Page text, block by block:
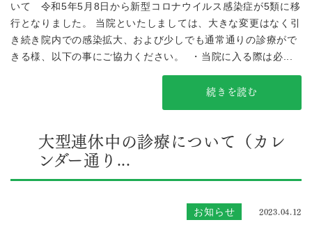
いて 令和5年5月8日から新型コロナウイルス感染症が5類に移
行となりました。 当院といたしましては、大きな変更はなく引
き続き院内での感染拡大、および少しでも通常通りの診療がで
きる様、以下の事にご協力ください。 ・当院に入る際は必...
続きを読む
大型連休中の診療について（カレ
ンダー通り...
お知らせ 2023.04.12